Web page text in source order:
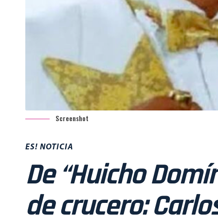
Screenshot
ES! NOTICIA
De “Huicho
de crucero: